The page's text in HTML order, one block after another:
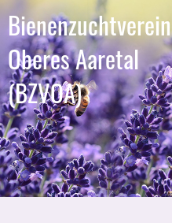
Bienenzuchtverein
Oberes Aaretal
(BZVOA)